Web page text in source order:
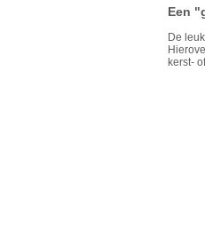
Een
De
kerst-